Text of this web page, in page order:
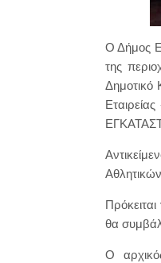
Ο Δήμος
της
Δημοτικό
θα
Ο